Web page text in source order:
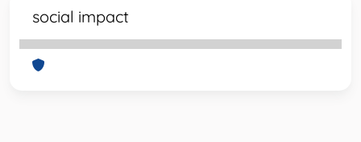
social impact